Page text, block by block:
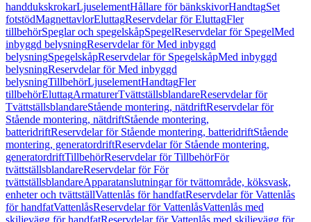
handdukskrokarLjuselementHållare för bänkskivorHandtagSet
fotstödMagnettavlorEluttagReservdelar för EluttagFler
tillbehörSpeglar och spegelskåpSpegelReservdelar för SpegelMed
inbyggd belysningReservdelar för Med inbyggd
belysningSpegelskåpReservdelar för SpegelskåpMed inbyggd
belysningReservdelar för Med inbyggd
belysningTillbehörLjuselementHandtagFler
tillbehörEluttagArmaturerTvättställsblandareReservdelar för
TvättställsblandareStående montering, nätdriftReservdelar för
Stående montering, nätdriftStående montering,
batteridriftReservdelar för Stående montering, batteridriftStående
montering, generatordriftReservdelar för Stående montering,
generatordriftTillbehörReservdelar för TillbehörFör
tvättställsblandareReservdelar för För
tvättställsblandareApparatanslutningar för tvättområde, köksvask,
enheter och tvättställVattenlås för handfatReservdelar för Vattenlås
för handfatVattenlåsReservdelar för VattenlåsVattenlås med
skiljevägg för handfatReservdelar för Vattenlås med skiljevägg för